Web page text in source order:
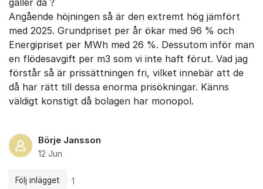
gäller då ?
Angående höjningen så är den extremt hög jämfört
med 2025. Grundpriset per år ökar med 96 % och
Energipriset per MWh med 26 %. Dessutom inför man
en flödesavgift per m3 som vi inte haft förut. Vad jag
förstår så är prissättningen fri, vilket innebär att de
då har rätt till dessa enorma prisökningar. Känns
väldigt konstigt då bolagen har monopol.
Börje Jansson
12 Jun
Följ inlägget 1